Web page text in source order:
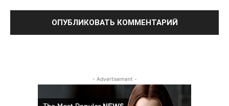
- Advertisement -